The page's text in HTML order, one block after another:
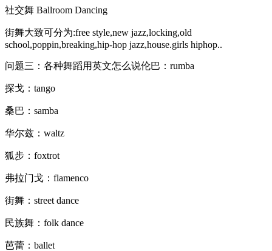
社交舞 Ballroom Dancing
街舞大致可分为:free style,new jazz,locking,old
school,poppin,breaking,hip-hop jazz,house.girls hiphop..
问题三：各种舞蹈用英文怎么说伦巴：rumba
探戈：tango
桑巴：samba
华尔兹：waltz
狐步：foxtrot
弗拉门戈：flamenco
街舞：street dance
民族舞：folk dance
芭蕾：ballet